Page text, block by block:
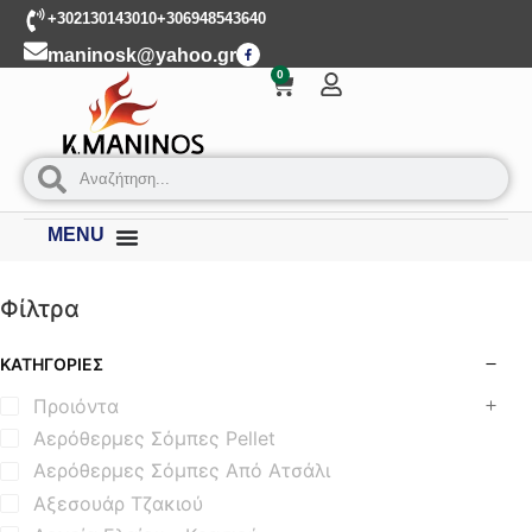
+302130143010+306948543640
maninosk@yahoo.gr
0
MENU
Φίλτρα
ΚΑΤΗΓΟΡΊΕΣ
Προιόντα
Αερόθερμες Σόμπες Pellet
Αερόθερμες Σόμπες Από Ατσάλι
Αξεσουάρ Τζακιού